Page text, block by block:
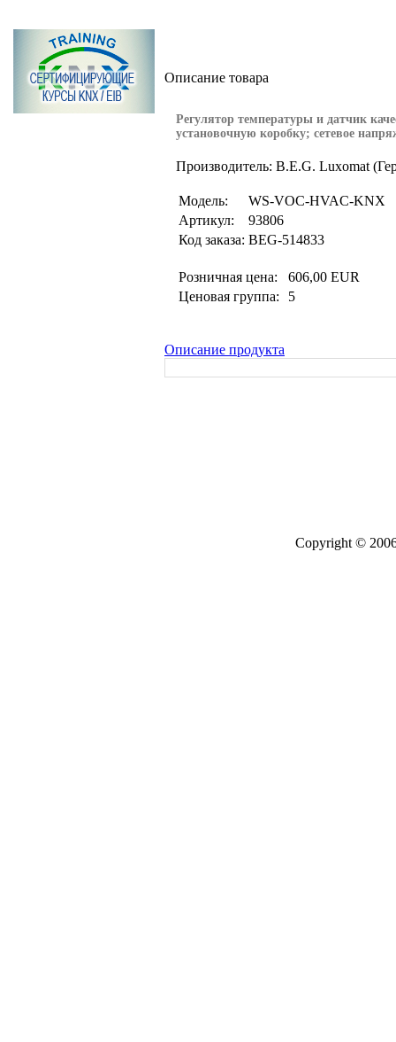
Описание товара
Регулятор температуры и датчик
установочную коробку; сетевое
Производитель: B.E.G. Luxomat
Модель:
WS-VOC-HVAC-KNX
Артикул:
93806
Код заказа: BEG-514833
Розничная цена:
606,00 EUR
Ценовая группа:
5
Описание продукта
Copyright ©